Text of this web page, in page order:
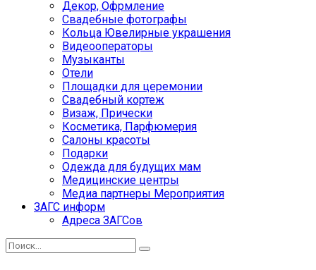
Декор, Офрмление
Свадебные фотографы
Кольца Ювелирные украшения
Видеооператоры
Музыканты
Отели
Площадки для церемонии
Свадебный кортеж
Визаж, Прически
Косметика, Парфюмерия
Салоны красоты
Подарки
Одежда для будущих мам
Медицинские центры
Медиа партнеры Мероприятия
ЗАГС информ
Адреса ЗАГСов